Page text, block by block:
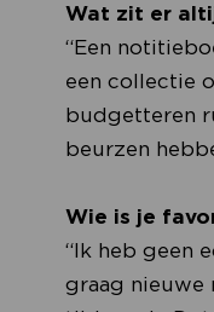
Wat zit er
“Een
een collectie
budgetteren
beurzen
Wie is je
“Ik heb geen
graag nieuwe